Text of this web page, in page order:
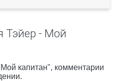
Тэйер - Мой
капитан", комментарии